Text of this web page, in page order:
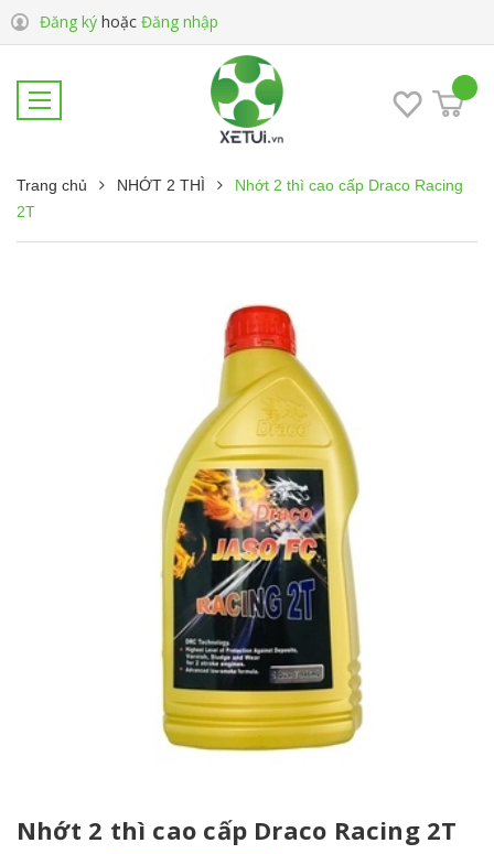
Đăng ký hoặc Đăng nhập
Trang chủ NHỚT 2 THÌ
Nhớt 2 thì cao cấp Draco Racing
2T
Nhớt 2 thì cao cấp Draco Racing 2T